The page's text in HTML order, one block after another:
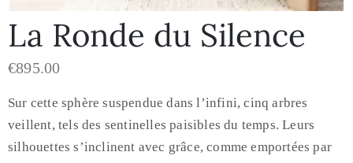
La Ronde du Silence
€895.00
Sur cette sphère suspendue dans l’infini, cinq arbres
veillent, tels des sentinelles paisibles du temps. Leurs
silhouettes s’inclinent avec grâce, comme emportées par